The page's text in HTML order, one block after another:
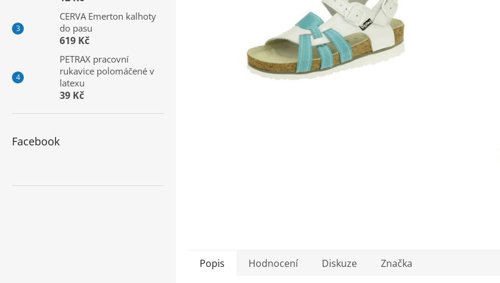
CERVA Emerton kalhoty
do pasu
619 Kč
PETRAX pracovní
rukavice polomáčené v
latexu
39 Kč
Facebook
Popis Hodnocení Diskuze Značka